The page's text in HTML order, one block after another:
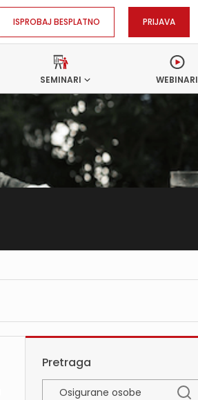
ISPROBAJ BESPLATNO PRIJAVA
SEMINARI WEBINARI
Pretraga